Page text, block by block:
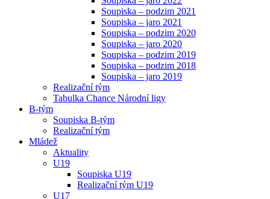
Soupiska – podzim 2021
Soupiska – jaro 2021
Soupiska – podzim 2020
Soupiska – jaro 2020
Soupiska – podzim 2019
Soupiska – podzim 2018
Soupiska – jaro 2019
Realizační tým
Tabulka Chance Národní ligy
B-tým
Soupiska B-tým
Realizační tým
Mládež
Aktuality
U19
Soupiska U19
Realizační tým U19
U17